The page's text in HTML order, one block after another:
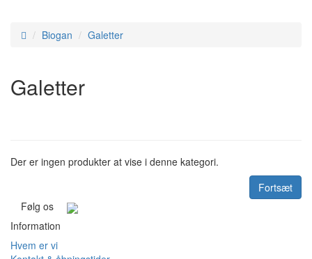
Biogan Galetter
Galetter
Der er ingen produkter at vise i denne kategori.
Fortsæt
Følg os
Information
Hvem er vi